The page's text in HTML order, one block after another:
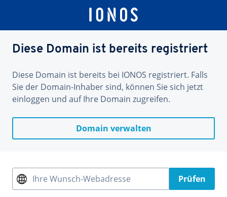
Diese Domain ist bereits registriert
Diese Domain ist bereits bei IONOS registriert. Falls
Sie der Domain-Inhaber sind, können Sie sich jetzt
einloggen und auf Ihre Domain zugreifen.
Domain verwalten
Ihre Wunsch-Webadresse Prüfen